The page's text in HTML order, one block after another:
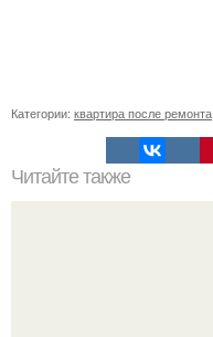
Категории: квартира после ремонта
Читайте также